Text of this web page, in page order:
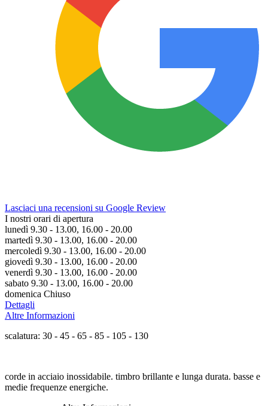
Lasciaci una recensioni su Google Review
I nostri orari di apertura
lunedì 9.30 - 13.00, 16.00 - 20.00
martedì 9.30 - 13.00, 16.00 - 20.00
mercoledì 9.30 - 13.00, 16.00 - 20.00
giovedì 9.30 - 13.00, 16.00 - 20.00
venerdì 9.30 - 13.00, 16.00 - 20.00
sabato 9.30 - 13.00, 16.00 - 20.00
domenica Chiuso
Dettagli
Altre Informazioni
scalatura: 30 - 45 - 65 - 85 - 105 - 130
corde in acciaio inossidabile. timbro brillante e lunga durata. basse e
medie frequenze energiche.